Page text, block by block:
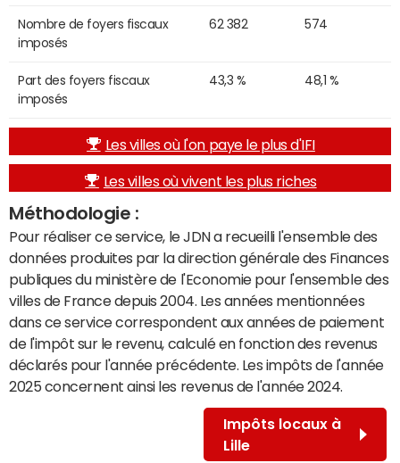
Nombre de foyers fiscaux
imposés
62 382 574
Part des foyers fiscaux
imposés
43,3 % 48,1 %
Les villes où l'on paye le plus d'IFI
Les villes où vivent les plus riches
Méthodologie :
Pour réaliser ce service, le JDN a recueilli l'ensemble des
données produites par la direction générale des Finances
publiques du ministère de l'Economie pour l'ensemble des
villes de France depuis 2004. Les années mentionnées
dans ce service correspondent aux années de paiement
de l'impôt sur le revenu, calculé en fonction des revenus
déclarés pour l'année précédente. Les impôts de l'année
2025 concernent ainsi les revenus de l'année 2024.
Impôts locaux à
Lille